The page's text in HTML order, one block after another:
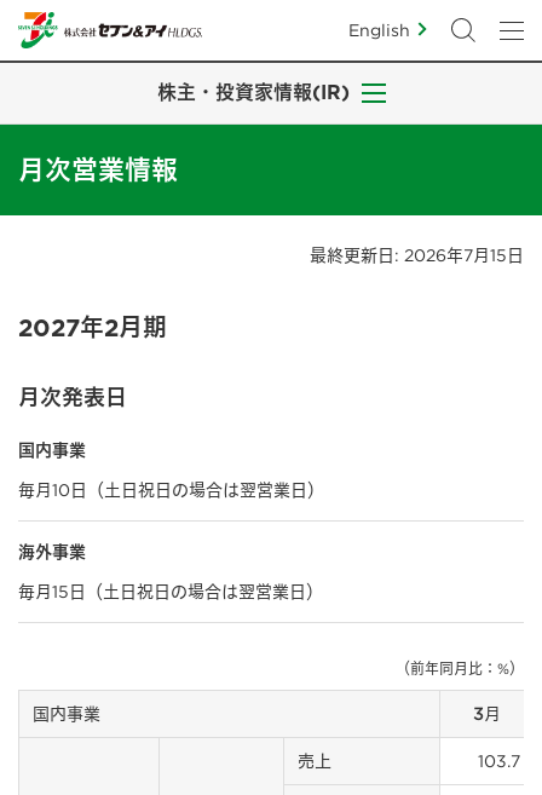
English
株主・投資家情報(IR)
月次営業情報
最終更新日: 2026年7月15日
2027年2月期
月次発表日
国内事業
毎月10日（土日祝日の場合は翌営業日）
海外事業
毎月15日（土日祝日の場合は翌営業日）
（前年同月比：%）
国内事業 3月
売上 103.7